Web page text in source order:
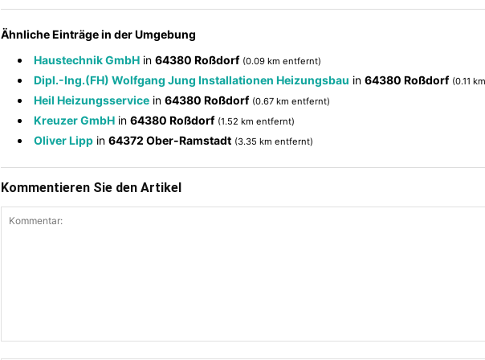
Ähnliche Einträge in der Umgebung
Haustechnik GmbH in 64380 Roßdorf (0.09 km entfernt)
Dipl.-Ing.(FH) Wolfgang Jung Installationen Heizungsbau in 64380 Roßdorf (0.11
Heil Heizungsservice in 64380 Roßdorf (0.67 km entfernt)
Kreuzer GmbH in 64380 Roßdorf (1.52 km entfernt)
Oliver Lipp in 64372 Ober-Ramstadt (3.35 km entfernt)
Kommentieren Sie den Artikel